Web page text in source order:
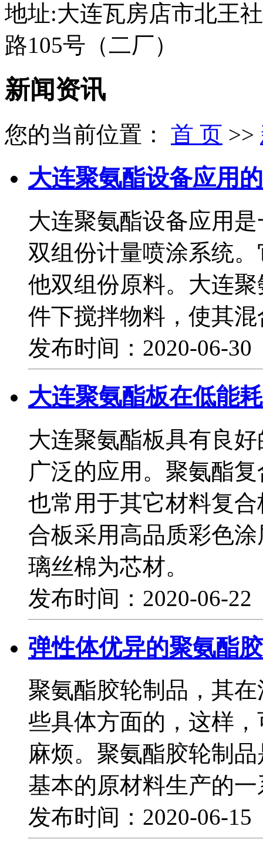
地址:大连瓦房店市北王
路105号（二厂）
新闻资讯
您的当前位置： 首 页 >>
大连聚氨酯设备应用
大连聚氨酯设备应用
双组份计量喷涂系统
他双组份原料。大连
件下搅拌物料，使其
发布时间：2020-06-
大连聚氨酯板在低能
大连聚氨酯板具有良
广泛的应用。聚氨酯
也常用于其它材料复
合板采用高品质彩色
璃丝棉为芯材。
发布时间：2020-06-
弹性体优异的聚氨酯
聚氨酯胶轮制品，其
些具体方面的，这样
麻烦。聚氨酯胶轮制
基本的原材料生产的
发布时间：2020-06-